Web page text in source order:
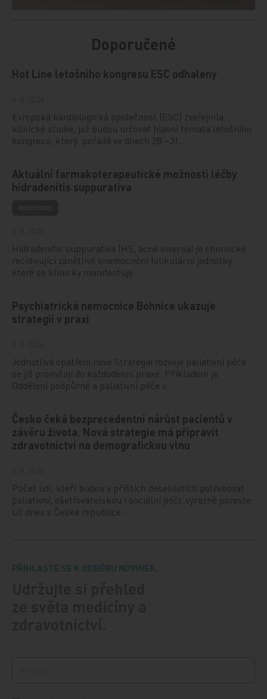
Doporučené
Hot Line letošního kongresu ESC odhaleny
Evropská kardiologická společnost (ESC) zveřejnila
klinické studie, jež budou určovat hlavní témata letošního
kongresu, který pořádá ve dnech 28.–31…
Aktuální farmakoterapeutické možnosti léčby
hidradenitis suppurativa
Hidradenitis suppurativa (HS, acne inversa) je chronické
recidivující zánětlivé onemocnění folikulární jednotky,
které se klinicky manifestuje…
Psychiatrická nemocnice Bohnice ukazuje
strategii v praxi
Jednotlivá opatření nové Strategie rozvoje paliativní péče
se již promítají do každodenní praxe. Příkladem je
Oddělení podpůrné a paliativní péče v…
Česko čeká bezprecedentní nárůst pacientů v
závěru života. Nová strategie má připravit
zdravotnictví na demografickou vlnu
Počet lidí, kteří budou v příštích desetiletích potřebovat
paliativní, ošetřovatelskou i sociální péči, výrazně poroste.
Už dnes v České republice…
PŘIHLASTE SE K ODBĚRU NOVINEK.